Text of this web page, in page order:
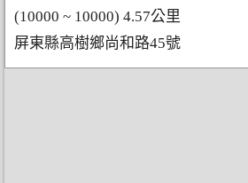
(10000 ~ 10000) 4.57公里
屏東縣高樹鄉尚和路45號